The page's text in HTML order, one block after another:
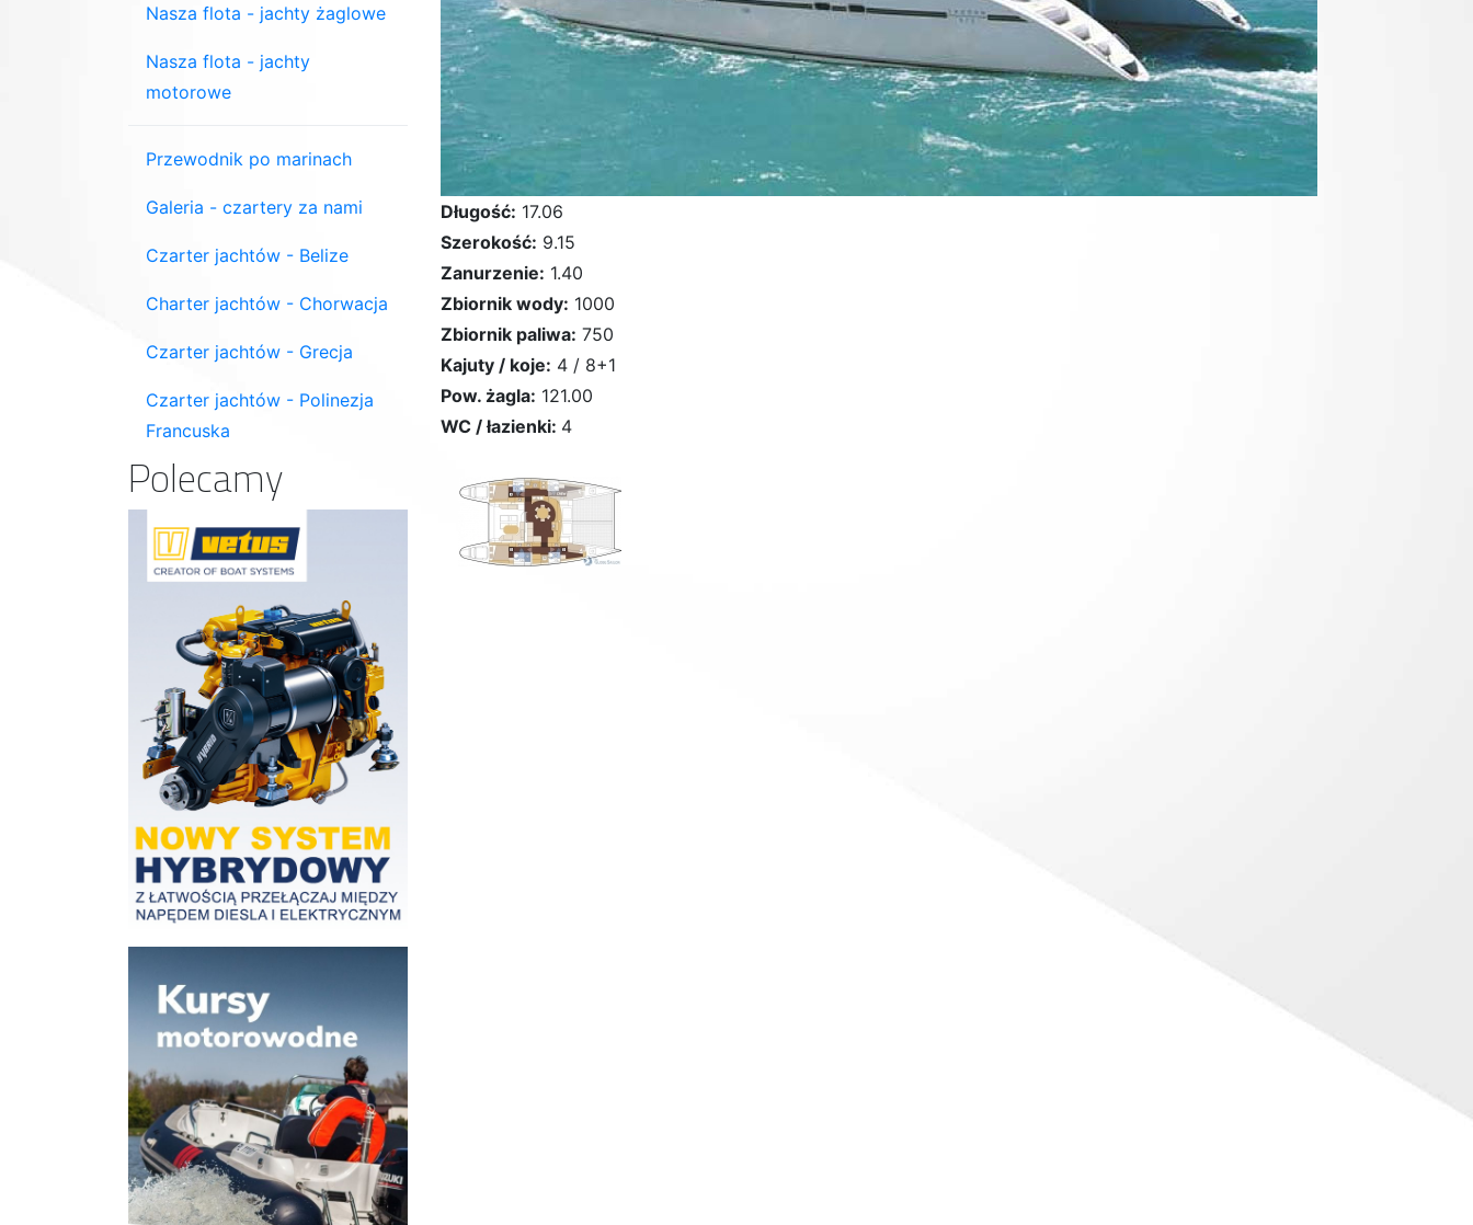
Długość: 17.06
Szerokość: 9.15
Zanurzenie: 1.40
Zbiornik wody: 1000
Zbiornik paliwa: 750
Kajuty / koje: 4 / 8+1
Pow. żagla: 121.00
WC / łazienki: 4
Nasza flota - jachty żaglowe
Nasza flota - jachty
motorowe
Przewodnik po marinach
Galeria - czartery za nami
Czarter jachtów - Belize
Charter jachtów - Chorwacja
Czarter jachtów - Grecja
Czarter jachtów - Polinezja
Francuska
Polecamy